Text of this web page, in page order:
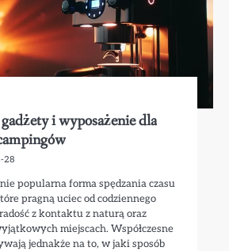
i wyposażenie dla
28
popularna forma spędzania czasu
pragną uciec od codziennego
z kontaktu z naturą oraz
miejscach. Współczesne
jednakże na to, w jaki sposób